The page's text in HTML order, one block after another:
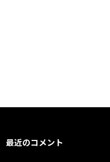
最近のコメント